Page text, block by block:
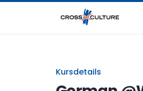
Kursdetails